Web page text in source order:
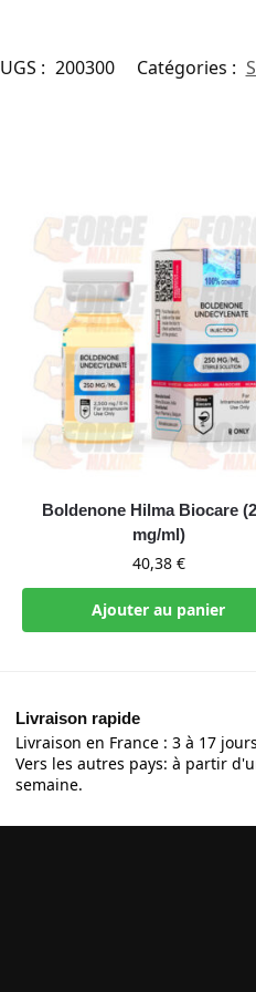
UGS : 200300 Catégories :
Boldenone Hilma Biocare
mg/ml)
40,38 €
Ajouter au panier
Livraison rapide
Livraison en France : 3 à 17
Vers les autres pays: à partir
semaine.